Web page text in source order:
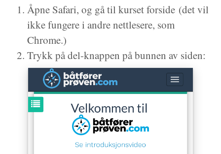
Åpne Safari, og gå til kurset forside (det vil
ikke fungere i andre nettlesere, som
Chrome.)
Trykk på del-knappen på bunnen av siden: